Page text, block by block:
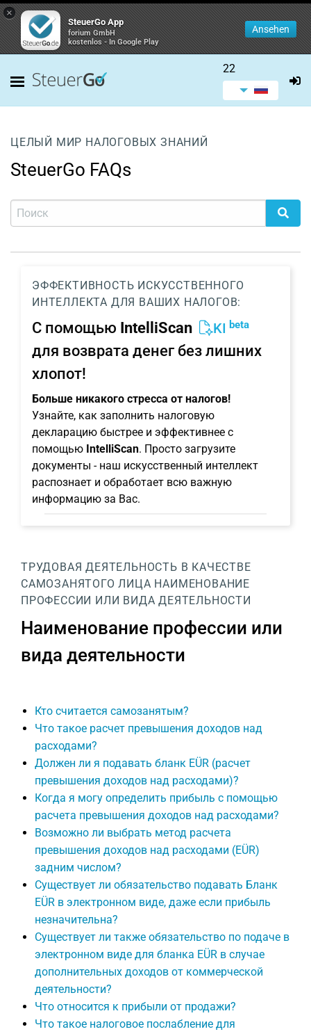
×
SteuerGo App
forium GmbH
kostenlos - In Google Play
Ansehen
22
ЦЕЛЫЙ МИР НАЛОГОВЫХ ЗНАНИЙ
SteuerGo FAQs
ЭФФЕКТИВНОСТЬ ИСКУССТВЕННОГО
ИНТЕЛЛЕКТА ДЛЯ ВАШИХ НАЛОГОВ:
С помощью IntelliScan KI beta
для возврата денег без лишних
хлопот!
Больше никакого стресса от налогов!
Узнайте, как заполнить налоговую
декларацию быстрее и эффективнее с
помощью IntelliScan. Просто загрузите
документы - наш искусственный интеллект
распознает и обработает всю важную
информацию за Вас.
ТРУДОВАЯ ДЕЯТЕЛЬНОСТЬ В КАЧЕСТВЕ
САМОЗАНЯТОГО ЛИЦА НАИМЕНОВАНИЕ
ПРОФЕССИИ ИЛИ ВИДА ДЕЯТЕЛЬНОСТИ
Наименование профессии или
вида деятельности
Кто считается самозанятым?
Что такое расчет превышения доходов над
расходами?
Должен ли я подавать бланк EÜR (расчет
превышения доходов над расходами)?
Когда я могу определить прибыль с помощью
расчета превышения доходов над расходами?
Возможно ли выбрать метод расчета
превышения доходов над расходами (EÜR)
задним числом?
Существует ли обязательство подавать Бланк
EÜR в электронном виде, даже если прибыль
незначительна?
Существует ли также обязательство по подаче в
электронном виде для бланка EÜR в случае
дополнительных доходов от коммерческой
деятельности?
Что относится к прибыли от продажи?
Что такое налоговое послабление для